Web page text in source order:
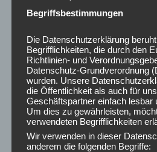
ARCHIV
August 2026
Juli 2026
Juni 2026
Mai 2026
April 2026
März 2026
Begriffsbestimmungen
Die Datenschutzerklärung
Begrifflichkeiten, die durch den
Richtlinien- und
Datenschutz-Grundverordnung
wurden. Unsere
die Öffentlichkeit als auch für
Geschäftspartner einfach lesbar
Um dies zu gewährleisten,
verwendeten Begrifflichkeiten
Wir verwenden in dieser
anderem die folgenden Begriffe: